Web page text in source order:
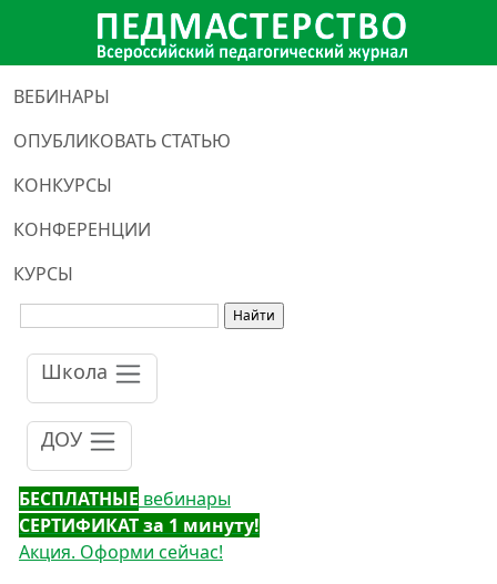
ВЕБИНАРЫ
ОПУБЛИКОВАТЬ СТАТЬЮ
КОНКУРСЫ
КОНФЕРЕНЦИИ
КУРСЫ
Школа
ДОУ
БЕСПЛАТНЫЕ вебинары
СЕРТИФИКАТ за 1 минуту!
Акция. Оформи сейчас!